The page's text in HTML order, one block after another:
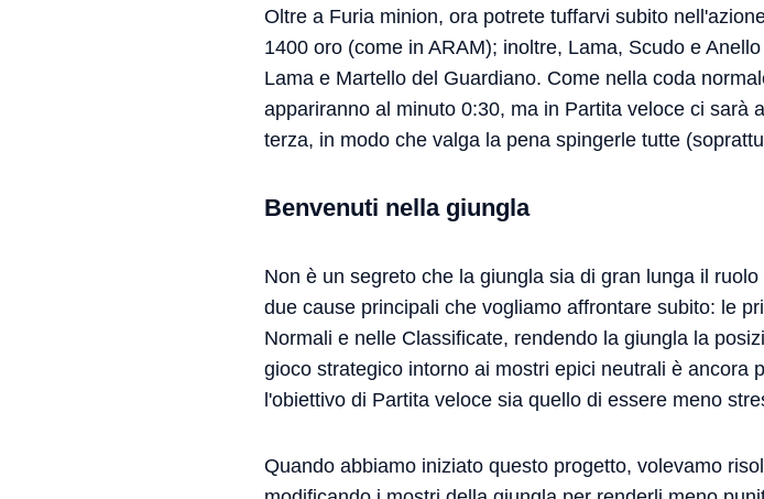
Oltre a Furia minion, ora potrete tuffarvi subito
1400 oro (come in ARAM); inoltre, Lama, Scudo e
Lama e Martello del Guardiano. Come nella coda
appariranno al minuto 0:30, ma in Partita veloce ci sarà
terza, in modo che valga la pena spingerle tutte
Benvenuti nella giungla
Non è un segreto che la giungla sia di gran lunga il
due cause principali che vogliamo affrontare subito: le
Normali e nelle Classificate, rendendo la giungla la
gioco strategico intorno ai mostri epici neutrali è ancora
l'obiettivo di Partita veloce sia quello di essere meno
Quando abbiamo iniziato questo progetto, volevamo